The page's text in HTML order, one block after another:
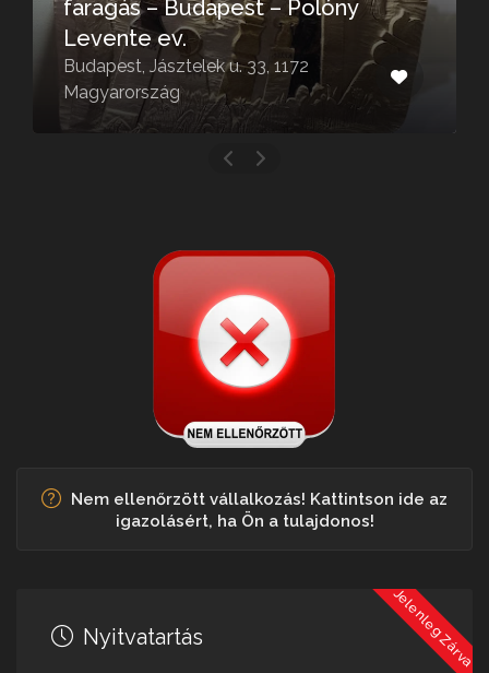
faragás – Budapest – Polóny
Levente ev.
Budapest, Jásztelek u. 33, 1172
Magyarország
Nem ellenőrzött vállalkozás! Kattintson ide az
igazolásért, ha Ön a tulajdonos!
Jelenleg Zárva
Nyitvatartás